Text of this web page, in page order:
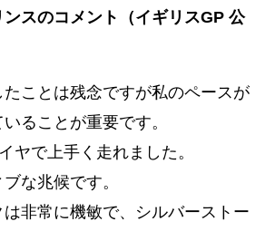
スのコメント（イギリスGP 公
たことは残念ですが私のペースが
ることが重要です。
ヤで上手く走れました。
な兆候です。
非常に機敏で、シルバーストー